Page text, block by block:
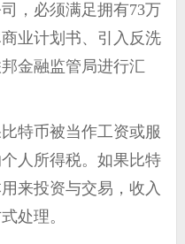
，必须满足拥有73万
业计划书、引入反洗
金融监管局进行汇
特币被当作工资或服
人所得税。如果比特
来投资与交易，收入
处理。